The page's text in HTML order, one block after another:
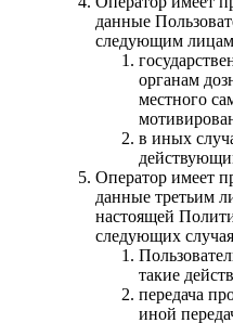
данные
следующим
органам
местного
в иных
Оператор имеет
данные третьим
настоящей
следующих
такие
передача
иной